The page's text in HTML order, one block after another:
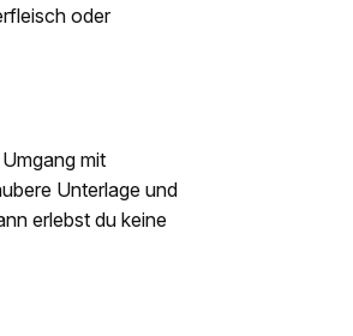
oder
mit
Unterlage und
erlebst du keine